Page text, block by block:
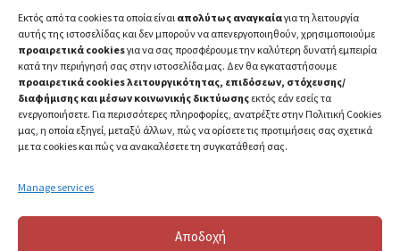
Εκτός από τα cookies τα οποία είναι απολύτως αναγκαίαγια τη λειτουργία
αυτής της ιστοσελίδας και δεν μπορούν να απενεργοποιηθούν, χρησιμοποιούμε
προαιρετικά cookiesγια να σας προσφέρουμε την καλύτερη δυνατή εμπειρία
κατά την περιήγησή σας στην ιστοσελίδα μας. Δεν θα εγκαταστήσουμε
προαιρετικά cookies λειτουργικότητας, επιδόσεων, στόχευσης/
διαφήμισης και μέσων κοινωνικής δικτύωσης εκτός εάν εσείς τα
ενεργοποιήσετε. Για περισσότερες πληροφορίες, ανατρέξτε στην Πολιτική Cookies
μας, η οποία εξηγεί, μεταξύ άλλων, πώς να ορίσετε τις προτιμήσεις σας σχετικά
με τα cookies και πώς να ανακαλέσετε τη συγκατάθεσή σας.
Manage services
Αποδοχή